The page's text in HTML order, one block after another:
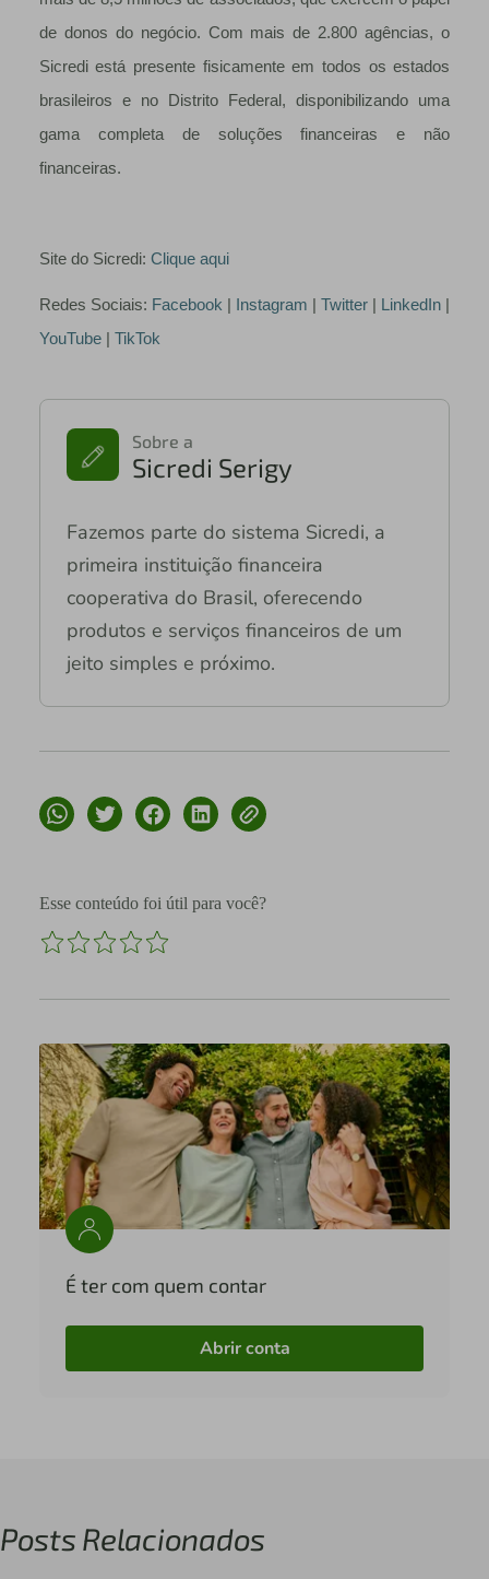
de donos do negócio. Com mais de 2.800 agências, o
Sicredi está presente fisicamente em todos os estados
brasileiros e no Distrito Federal, disponibilizando uma
gama completa de soluções financeiras e não
financeiras.
Site do Sicredi: Clique aqui
Redes Sociais: Facebook Instagram Twitter LinkedIn
YouTube| TikTok
Sobre a
Sicredi Serigy
Fazemos parte do sistema Sicredi, a
primeira instituição financeira
cooperativa do Brasil, oferecendo
produtos e serviços financeiros de um
jeito simples e próximo.
Esse conteúdo foi útil para você?
É ter com quem contar
Abrir conta
Posts Relacionados